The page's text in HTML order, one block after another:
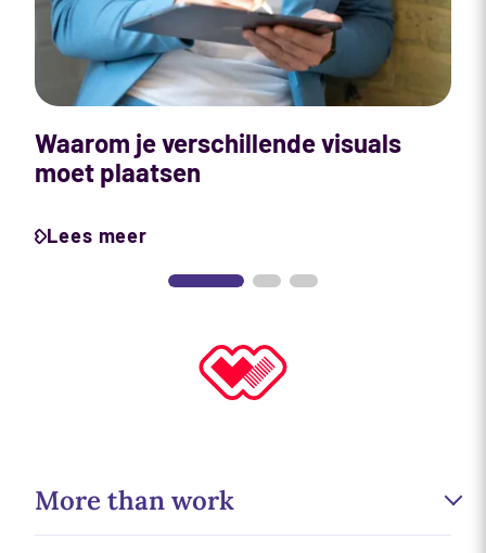
Waarom je verschillende visuals
moet plaatsen
Lees meer
More than work